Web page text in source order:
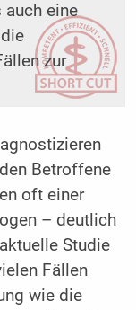
auch eine
zur
Betroffene
oft einer
– deutlich
Studie
Fällen
wie die